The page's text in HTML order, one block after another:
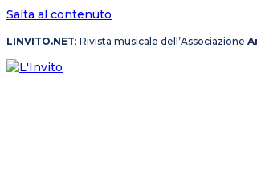
Salta al contenuto
LINVITO.NET: Rivista musicale dell’Associazione